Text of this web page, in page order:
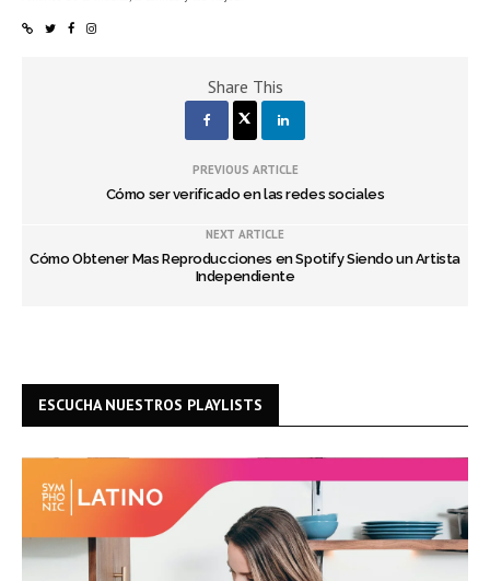
Share This
PREVIOUS ARTICLE
Cómo ser verificado en las redes sociales
NEXT ARTICLE
Cómo Obtener Mas Reproducciones en Spotify Siendo un Artista
Independiente
ESCUCHA NUESTROS PLAYLISTS